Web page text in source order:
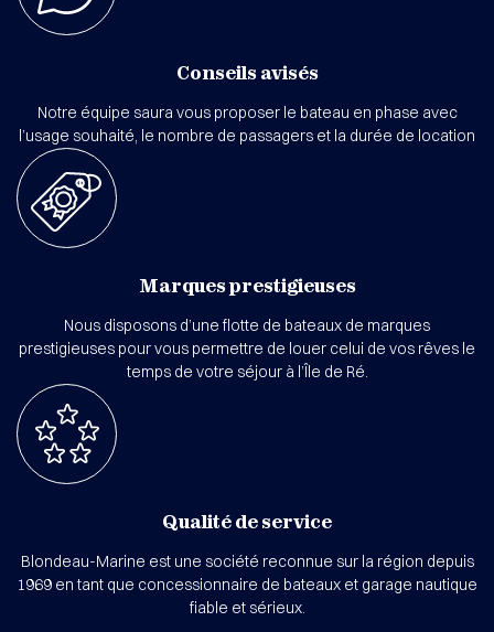
Conseils avisés
Notre équipe saura vous proposer le bateau en phase avec
l’usage souhaité, le nombre de passagers et la durée de location
Marques prestigieuses
Nous disposons d’une flotte de bateaux de marques
prestigieuses pour vous permettre de louer celui de vos rêves le
temps de votre séjour à l’Île de Ré.
Qualité de service
Blondeau-Marine est une société reconnue sur la région depuis
1969 en tant que concessionnaire de bateaux et garage nautique
fiable et sérieux.